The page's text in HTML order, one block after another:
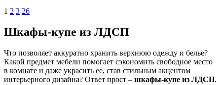
1 2 3 26
Шкафы-купе из ЛДСП
Что позволяет аккуратно хранить верхнюю одежду и белье?
Какой предмет мебели помогает сэкономить свободное место
в комнате и даже украсить ее, став стильным акцентом
интерьерного дизайна? Ответ прост – шкафы-купе из ЛДСП.